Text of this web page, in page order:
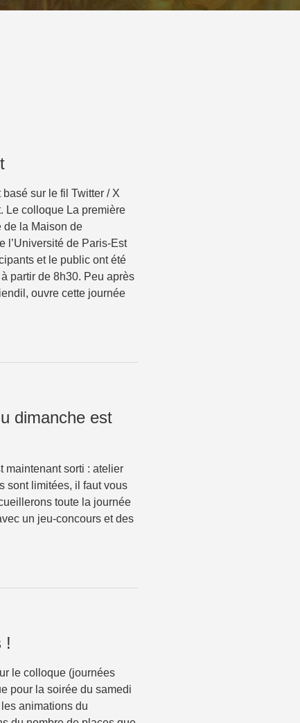
sur le fil Twitter / X
Le colloque La première
de la Maison de
l’Université de Paris-Est
et le public ont été
partir de 8h30. Peu après
ouvre cette journée
dimanche est
maintenant sorti : atelier
sont limitées, il faut vous
toute la journée
un jeu-concours et des
!
le colloque (journées
pour la soirée du samedi
animations du